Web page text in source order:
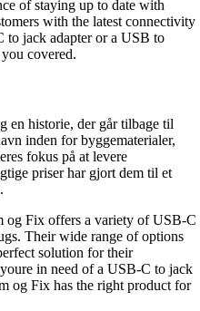
of staying up to date with
with the latest connectivity
to jack adapter or a USB to
covered.
en historie, der går tilbage til
inden for byggematerialer,
fokus på at levere
priser har gjort dem til et
og Fix offers a variety of USB-C
Their wide range of options
solution for their
in need of a USB-C to jack
og Fix has the right product for